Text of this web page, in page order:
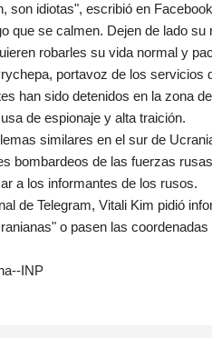
son idiotas", escribió en
que se calmen. Dejen de lado
robarles su vida normal y
portavoz de los servicios
han sido detenidos en la zona
de espionaje y alta traición.
similares en el sur de
bombardeos de las fuerzas
a los informantes de los rusos.
de Telegram, Vitali Kim pidió
o pasen las
INP